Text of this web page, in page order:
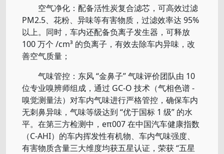
空气净化：配备活性炭复合滤芯，可高效过滤
PM2.5、花粉、异味等有害物质，过滤效率达 95%
以上。同时，车内还配备负离子发生器，可释放
100 万个 /cm³ 的负离子，有效去除车内异味，改
善空气质量；
气味管控：东风 “金鼻子” 气味评价团队由 10
位专业嗅辨师组成，通过 GC-O 技术（气相色谱 -
嗅觉测量法）对车内气味进行严格管控，确保车内
无刺鼻异味，气味等级达到 “优于国标 1 级” 的水
平。在第三方检测中，eπ007 在中国汽车健康指数
（C-AHI）的车内挥发性有机物、车内气味强度、
有害物质含量三大维度均获五星认证，荣获 “五星